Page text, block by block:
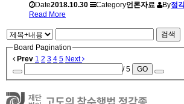
Date2018.10.30 Category언론자료 By정
Read More
검색
Board Pagination
Prev 1 2 3 4 5 Next
/ 5
GO